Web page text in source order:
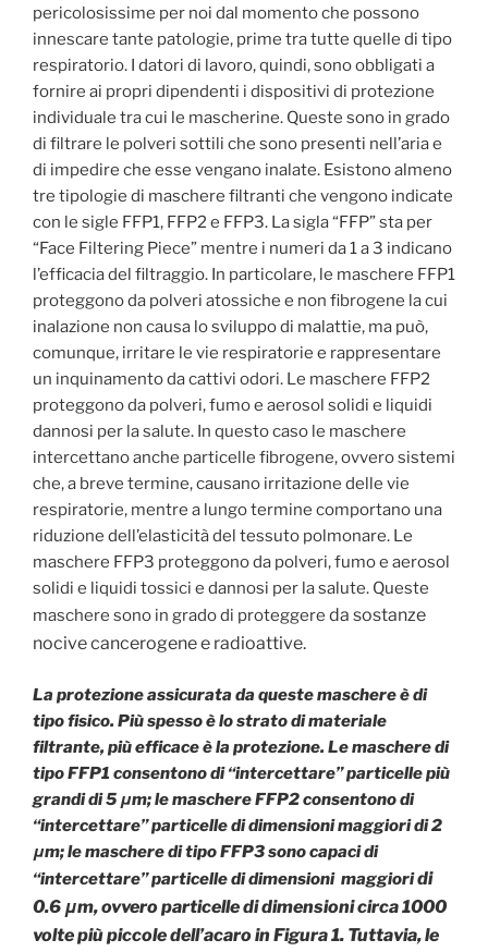
pericolosissime per noi dal momento che possono
innescare tante patologie, prime tra tutte quelle di tipo
respiratorio. I datori di lavoro, quindi, sono obbligati a
fornire ai propri dipendenti i dispositivi di protezione
individuale tra cui le mascherine. Queste sono in grado
di filtrare le polveri sottili che sono presenti nell’aria e
di impedire che esse vengano inalate. Esistono almeno
tre tipologie di maschere filtranti che vengono indicate
con le sigle FFP1, FFP2 e FFP3. La sigla “FFP” sta per
“Face Filtering Piece” mentre i numeri da 1 a 3 indicano
l’efficacia del filtraggio. In particolare, le maschere FFP1
proteggono da polveri atossiche e non fibrogene la cui
inalazione non causa lo sviluppo di malattie, ma può,
comunque, irritare le vie respiratorie e rappresentare
un inquinamento da cattivi odori. Le maschere FFP2
proteggono da polveri, fumo e aerosol solidi e liquidi
dannosi per la salute. In questo caso le maschere
intercettano anche particelle fibrogene, ovvero sistemi
che, a breve termine, causano irritazione delle vie
respiratorie, mentre a lungo termine comportano una
riduzione dell’elasticità del tessuto polmonare. Le
maschere FFP3 proteggono da polveri, fumo e aerosol
solidi e liquidi tossici e dannosi per la salute. Queste
maschere sono in grado di proteggere da sostanze
nocive cancerogene e radioattive.
La protezione assicurata da queste maschere è di
tipo fisico. Più spesso è lo strato di materiale
filtrante, più efficace è la protezione. Lemaschere di
tipo FFP1 consentono di “intercettare” particelle più
grandi di 5 μm; le maschere FFP2 consentono di
“intercettare” particelle di dimensioni maggiori di 2
μm; le maschere di tipo FFP3 sono capaci di
“intercettare” particelle di dimensioni maggioridi
0.6 μm, ovvero particelle di dimensioni circa 1000
volte più piccole dell’acaro in Figura 1. Tuttavia, le